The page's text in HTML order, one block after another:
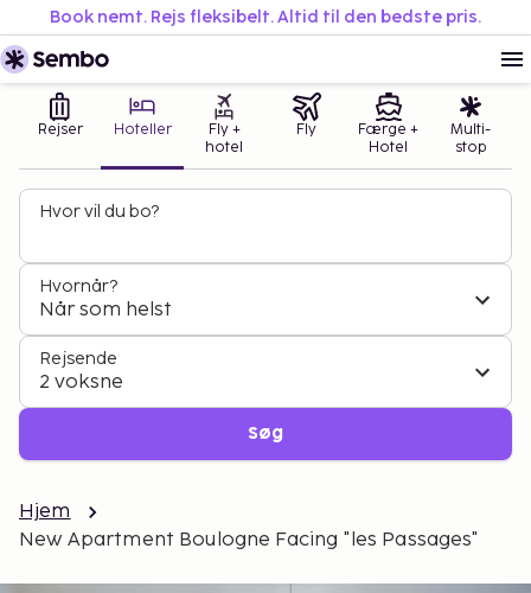
Book nemt. Rejs fleksibelt. Altid til den bedste pris.
Rejser Hoteller
Fly +
hotel
Fly
Færge +
Hotel
Multi-
stop
Hvor vil du bo?
Hvornår?
Når som helst
Rejsende
2 voksne
Søg
Hjem
New Apartment Boulogne Facing "les Passages"